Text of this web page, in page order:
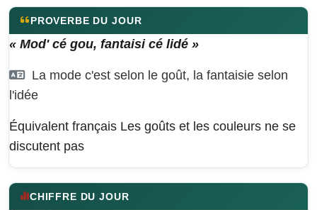
PROVERBE DU JOUR
« Mod' cé gou, fantaisi cé lidé »
La mode c'est selon le goût, la fantaisie selon
l'idée
Équivalent français Les goûts et les couleurs ne se
discutent pas
CHIFFRE DU JOUR